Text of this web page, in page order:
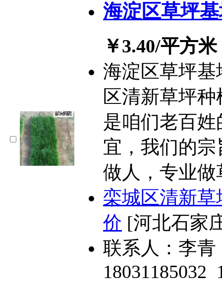
海淀区草坪
￥3.40/平方米
海淀区草坪
区清新草坪
是咱们老百
宜，我们的
做人，专业做
栾城区清新
价 [河北石家
联系人：李青
18031185032